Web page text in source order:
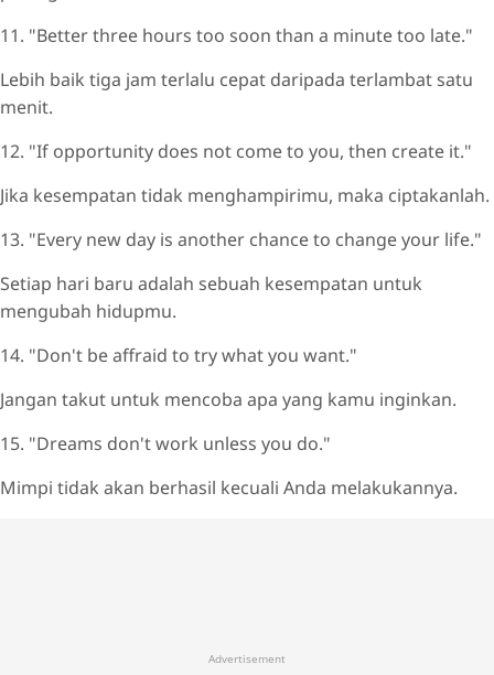
11. "Better three hours too soon than a minute too late."
Lebih baik tiga jam terlalu cepat daripada terlambat satu
menit.
12. "If opportunity does not come to you, then create it."
Jika kesempatan tidak menghampirimu, maka ciptakanlah.
13. "Every new day is another chance to change your life."
Setiap hari baru adalah sebuah kesempatan untuk
mengubah hidupmu.
14. "Don't be affraid to try what you want."
Jangan takut untuk mencoba apa yang kamu inginkan.
15. "Dreams don't work unless you do."
Mimpi tidak akan berhasil kecuali Anda melakukannya.
Advertisement